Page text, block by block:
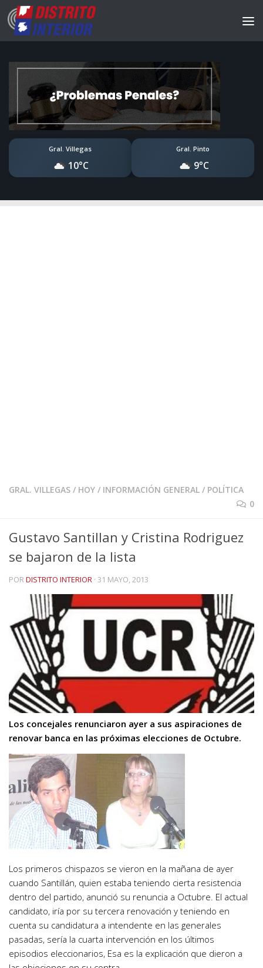
Gral. Villegas
10°C
Gral. Pinto
9°C
GRAL. VILLEGAS / HOY / INFORMACIÓN GENERAL / POLÍTICA
0
Gustavo Santillan y Cristina Rodriguez
se bajaron de la lista
PORDISTRITO INTERIOR · 31 MAYO, 2013
Los concejales renunciaron ayer a sus aspiraciones de
renovar banca en las próximas elecciones de Octubre.
Los primeros chispazos se vieron en la mañana de ayer
cuando Santillán, quien estaba teniendo cierta resistencia
dentro del partido, anunció su renuncia a Octubre. El actual
candidato, iría por su tercera renovación y teniendo en
cuenta su candidatura a intendente en las generales
pasadas, sería la cuarta intervención en los últimos
episodios eleccionarios, Esa es la explicación que dieron a